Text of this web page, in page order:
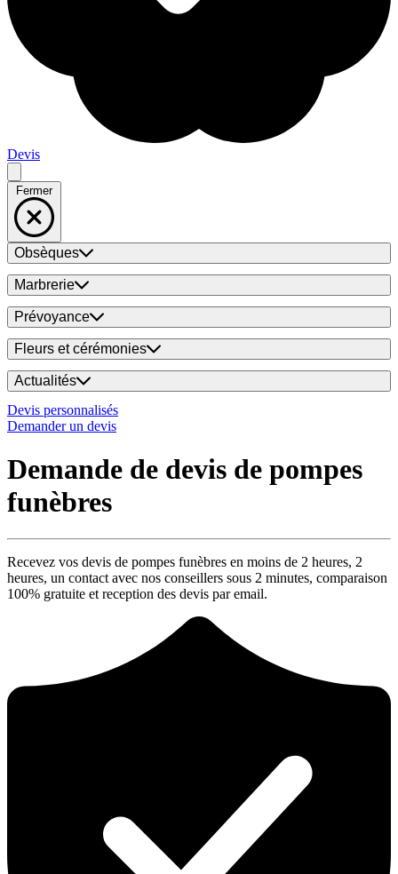
Devis
Fermer
Obsèques
Marbrerie
Prévoyance
Fleurs et cérémonies
Actualités
Devis personnalisés
Demander un devis
Demande de devis de pompes
funèbres
Recevez vos devis de pompes funèbres en moins de 2 heures, 2
heures, un contact avec nos conseillers sous 2 minutes, comparaison
100% gratuite et reception des devis par email.